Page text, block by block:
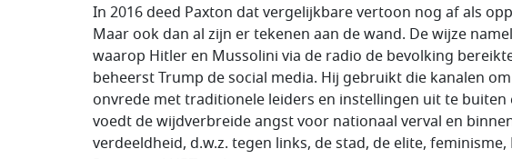
In 2016 deed Paxton dat vergelijkbare vertoon nog af als
Maar ook dan al zijn er tekenen aan de wand. De wijze
waarop Hitler en Mussolini via de radio de bevolking
beheerst Trump de social media. Hij gebruikt die kanalen
onvrede met traditionele leiders en instellingen uit te buiten
voedt de wijdverbreide angst voor nationaal verval en
verdeeldheid, d.w.z. tegen links, de stad, de elite, feminisme,